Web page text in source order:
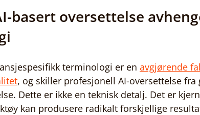
basert oversettelse
terminologi er en avgjørende
, og skiller profesjonell AI-oversettelse fra
Dette er ikke en teknisk detalj. Det er
kan produsere radikalt forskjellige